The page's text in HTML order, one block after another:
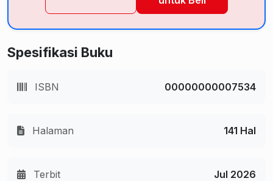
Spesifikasi Buku
ISBN 00000000007534
Halaman 141 Hal
Terbit Jul 2026